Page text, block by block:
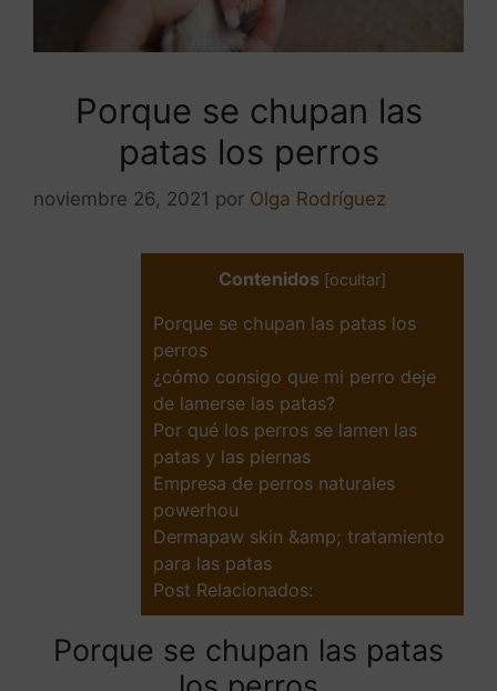
Porque se chupan las
patas los perros
noviembre 26, 2021 por Olga Rodríguez
Contenidos [ocultar]
Porque se chupan las patas los
perros
¿cómo consigo que mi perro deje
de lamerse las patas?
Por qué los perros se lamen las
patas y las piernas
Empresa de perros naturales
powerhou
Dermapaw skin &amp; tratamiento
para las patas
Post Relacionados:
Porque se chupan las patas